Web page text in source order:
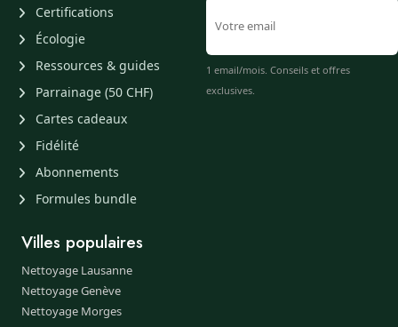
Certifications
Écologie
Ressources & guides
Parrainage (50 CHF)
Cartes cadeaux
Fidélité
Abonnements
Formules bundle
1 email/mois. Conseils et offres
exclusives.
Villes populaires
Nettoyage Lausanne
Nettoyage Genève
Nettoyage Morges